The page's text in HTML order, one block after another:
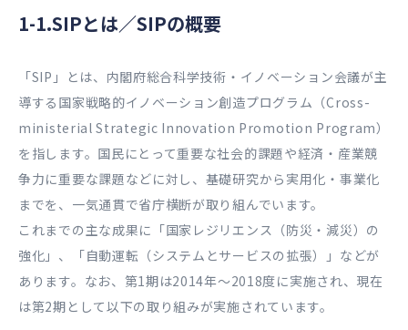
1-1.SIPとは／SIPの概要
「SIP」とは、内閣府総合科学技術・イノベーション会議が主
導する国家戦略的イノベーション創造プログラム（Cross-
ministerial Strategic Innovation Promotion Program）
を指します。国民にとって重要な社会的課題や経済・産業競
争力に重要な課題などに対し、基礎研究から実用化・事業化
までを、一気通貫で省庁横断が取り組んでいます。
これまでの主な成果に「国家レジリエンス（防災・減災）の
強化」、「自動運転（システムとサービスの拡張）」などが
あります。なお、第1期は2014年～2018度に実施され、現在
は第2期として以下の取り組みが実施されています。